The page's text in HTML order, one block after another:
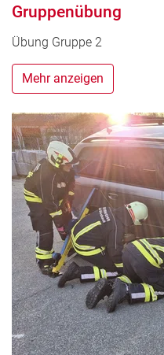
Gruppenübung
Übung Gruppe 2
Mehr anzeigen